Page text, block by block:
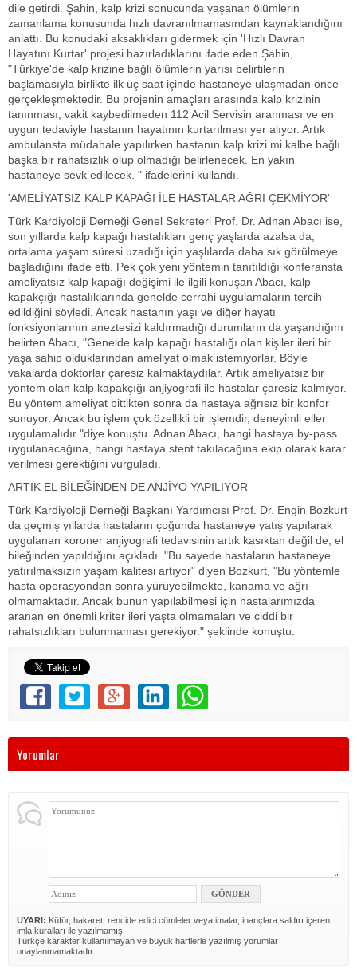
dile getirdi. Şahin, kalp krizi sonucunda yaşanan ölümlerin
zamanlama konusunda hızlı davranılmamasından kaynaklandığını
anlattı. Bu konudaki aksaklıkları gidermek için 'Hızlı Davran
Hayatını Kurtar' projesi hazırladıklarını ifade eden Şahin,
"Türkiye'de kalp krizine bağlı ölümlerin yarısı belirtilerin
başlamasıyla birlikte ilk üç saat içinde hastaneye ulaşmadan önce
gerçekleşmektedir. Bu projenin amaçları arasında kalp krizinin
tanınması, vakit kaybedilmeden 112 Acil Servisin aranması ve en
uygun tedaviyle hastanın hayatının kurtarılması yer alıyor. Artık
ambulansta müdahale yapılırken hastanın kalp krizi mi kalbe bağlı
başka bir rahatsızlık olup olmadığı belirlenecek. En yakın
hastaneye sevk edilecek. " ifadelerini kullandı.
'AMELİYATSIZ KALP KAPAĞI İLE HASTALAR AĞRI ÇEKMİYOR'
Türk Kardiyoloji Derneği Genel Sekreteri Prof. Dr. Adnan Abacı ise,
son yıllarda kalp kapağı hastalıkları genç yaşlarda azalsa da,
ortalama yaşam süresi uzadığı için yaşlılarda daha sık görülmeye
başladığını ifade etti. Pek çok yeni yöntemin tanıtıldığı konferansta
ameliyatsız kalp kapağı değişimi ile ilgili konuşan Abacı, kalp
kapakçığı hastalıklarında genelde cerrahi uygulamaların tercih
edildiğini söyledi. Ancak hastanın yaşı ve diğer hayatı
fonksiyonlarının aneztesizi kaldırmadığı durumların da yaşandığını
belirten Abacı, "Genelde kalp kapağı hastalığı olan kişiler ileri bir
yaşa sahip olduklarından ameliyat olmak istemiyorlar. Böyle
vakalarda doktorlar çaresiz kalmaktaydılar. Artık ameliyatsız bir
yöntem olan kalp kapakçığı anjiyografi ile hastalar çaresiz kalmıyor.
Bu yöntem ameliyat bittikten sonra da hastaya ağrısız bir konfor
sunuyor. Ancak bu işlem çok özellikli bir işlemdir, deneyimli eller
uygulamalıdır "diye konuştu. Adnan Abacı, hangi hastaya by-pass
uygulanacağına, hangi hastaya stent takılacağına ekip olarak karar
verilmesi gerektiğini vurguladı.
ARTIK EL BİLEĞİNDEN DE ANJİYO YAPILIYOR
Türk Kardiyoloji Derneği Başkanı Yardımcısı Prof. Dr. Engin Bozkurt
da geçmiş yıllarda hastaların çoğunda hastaneye yatış yapılarak
uygulanan koroner anjiyografi tedavisinin artık kasıktan değil de, el
bileğinden yapıldığını açıkladı. "Bu sayede hastaların hastaneye
yatırılmaksızın yaşam kalitesi artıyor" diyen Bozkurt, "Bu yöntemle
hasta operasyondan sonra yürüyebilmekte, kanama ve ağrı
olmamaktadır. Ancak bunun yapılabilmesi için hastalarımızda
aranan en önemli kriter ileri yaşta olmamaları ve ciddi bir
rahatsızlıkları bulunmaması gerekiyor." şeklinde konuştu.
Yorumlar
UYARI: Küfür, hakaret, rencide edici cümleler veya imalar, inançlara saldırı içeren,
imla kuralları ile yazılmamış,
Türkçe karakter kullanılmayan ve büyük harflerle yazılmış yorumlar
onaylanmamaktadır.